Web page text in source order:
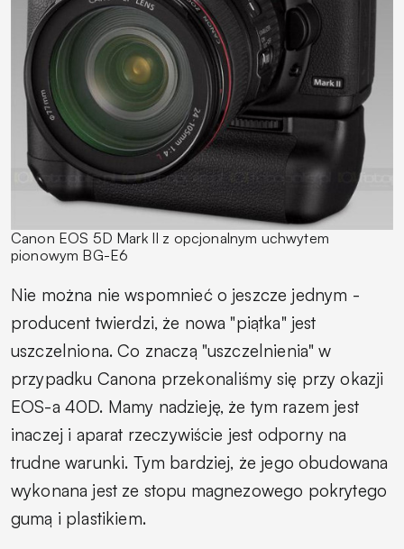
Canon EOS 5D Mark II z opcjonalnym uchwytem
pionowym BG-E6
Nie można nie wspomnieć o jeszcze jednym -
producent twierdzi, że nowa "piątka" jest
uszczelniona. Co znaczą "uszczelnienia" w
przypadku Canona przekonaliśmy się przy okazji
EOS-a 40D. Mamy nadzieję, że tym razem jest
inaczej i aparat rzeczywiście jest odporny na
trudne warunki. Tym bardziej, że jego obudowana
wykonana jest ze stopu magnezowego pokrytego
gumą i plastikiem.